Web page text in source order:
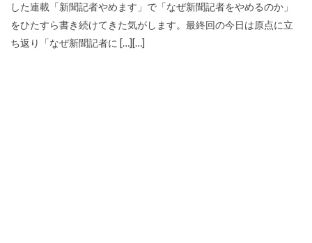
した連載「新聞記者やめます」で「なぜ新聞記者をやめるのか」
をひたすら書き続けてきた気がします。最終回の今日は原点に立
ち返り「なぜ新聞記者に […][…]